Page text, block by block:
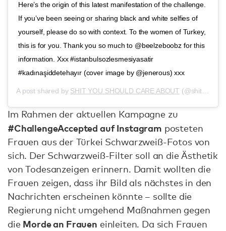
Here’s the origin of this latest manifestation of the challenge.
If you’ve been seeing or sharing black and white selfies of
yourself, please do so with context. To the women of Turkey,
this is for you. Thank you so much to @beelzeboobz for this
information. Xxx #istanbulsozlesmesiyasatir
#kadınaşiddetehayır (cover image by @jenerous) xxx
A post shared by SHIT YOU SHOULD CARE ABOUT (@shityoushouldcareabout) on
Im Rahmen der aktuellen Kampagne zu
#ChallengeAccepted auf Instagram posteten
Frauen aus der Türkei Schwarzweiß-Fotos von
sich. Der Schwarzweiß-Filter soll an die Ästhetik
von Todesanzeigen erinnern. Damit wollten die
Frauen zeigen, dass ihr Bild als nächstes in den
Nachrichten erscheinen könnte – sollte die
Regierung nicht umgehend Maßnahmen gegen
die Morde an Frauen einleiten. Da sich Frauen